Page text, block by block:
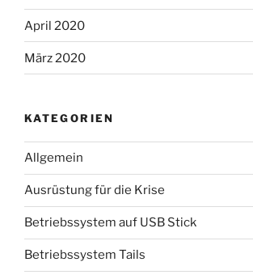
April 2020
März 2020
KATEGORIEN
Allgemein
Ausrüstung für die Krise
Betriebssystem auf USB Stick
Betriebssystem Tails